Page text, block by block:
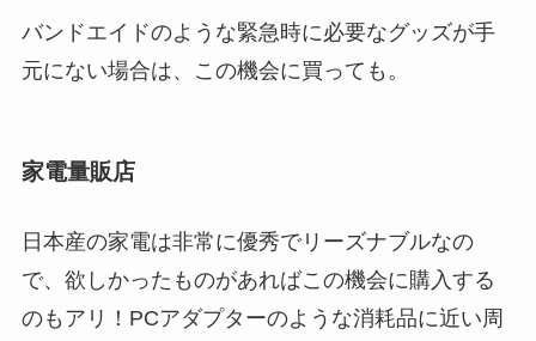
バンドエイドのような緊急時に必要なグッズが手
元にない場合は、この機会に買っても。
家電量販店
日本産の家電は非常に優秀でリーズナブルなの
で、欲しかったものがあればこの機会に購入する
のもアリ！PCアダプターのような消耗品に近い周